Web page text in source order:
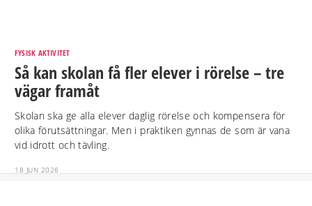
FYSISK AKTIVITET
Så kan skolan få fler elever i rörelse – tre
vägar framåt
Skolan ska ge alla elever daglig rörelse och kompensera för
olika förutsättningar. Men i praktiken gynnas de som är vana
vid idrott och tävling.
18 JUN 2026